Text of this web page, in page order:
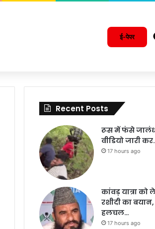
ई-पेपर
Recent Posts
रूस में फंसे
वीडियो जारी
17 hours ago
कांवड़ यात्रा को
रशीदी का
हलचल…
17 hours ago